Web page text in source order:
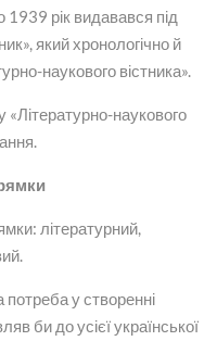
1939 рік видавався під
який хронологічно й
наукового вістника».
«Літературно-наукового
літературний,
потреба у створенні
би до усієї української